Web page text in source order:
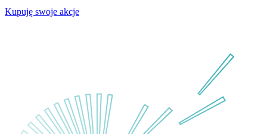
Kupuję swoje akcje